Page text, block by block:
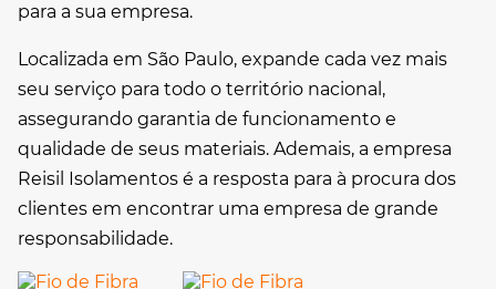
para a sua empresa.
Localizada em São Paulo, expande cada vez mais
seu serviço para todo o território nacional,
assegurando garantia de funcionamento e
qualidade de seus materiais. Ademais, a empresa
Reisil Isolamentos é a resposta para à procura dos
clientes em encontrar uma empresa de grande
responsabilidade.